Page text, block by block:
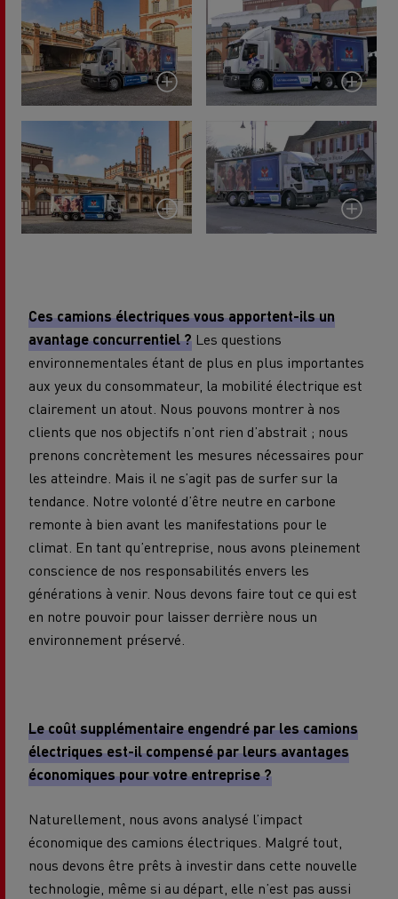
Ces camions électriques vous apportent-ils un
avantage concurrentiel ? Les questions
environnementales étant de plus en plus importantes
aux yeux du consommateur, la mobilité électrique est
clairement un atout. Nous pouvons montrer à nos
clients que nos objectifs n’ont rien d’abstrait ; nous
prenons concrètement les mesures nécessaires pour
les atteindre. Mais il ne s’agit pas de surfer sur la
tendance. Notre volonté d’être neutre en carbone
remonte à bien avant les manifestations pour le
climat. En tant qu’entreprise, nous avons pleinement
conscience de nos responsabilités envers les
générations à venir. Nous devons faire tout ce qui est
en notre pouvoir pour laisser derrière nous un
environnement préservé.
Le coût supplémentaire engendré par les camions
électriques est-il compensé par leurs avantages
économiques pour votre entreprise ?
Naturellement, nous avons analysé l’impact
économique des camions électriques. Malgré tout,
nous devons être prêts à investir dans cette nouvelle
technologie, même si au départ, elle n’est pas aussi